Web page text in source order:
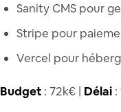
Sanity CMS pour
Stripe pour
Vercel pour
Budget : 72k€ | Délai